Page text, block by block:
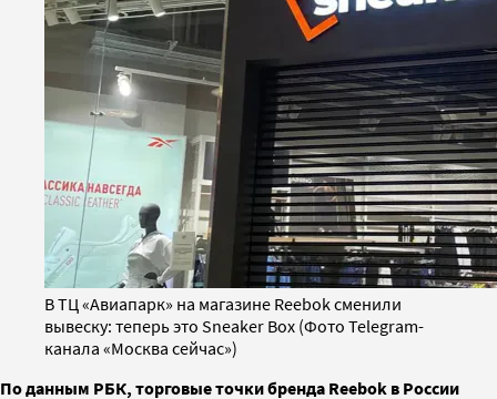
В ТЦ «Авиапарк» на магазине Reebok сменили
вывеску: теперь это Sneaker Box (Фото Telegram-
канала «Москва сейчас»)
По данным РБК, торговые точки бренда Reebok в России